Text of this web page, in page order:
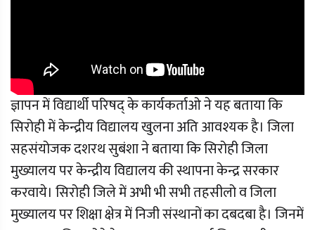
ज्ञापन में विद्यार्थी परिषद् के कार्यकर्ताओ ने यह बताया कि
सिरोही में केन्द्रीय विद्यालय खुलना अति आवश्यक है। जिला
सहसंयोजक दशरथ सुबंशा ने बताया कि सिरोही जिला
मुख्यालय पर केन्द्रीय विद्यालय की स्थापना केन्द्र सरकार
करवाये। सिरोही जिले में अभी भी सभी तहसीलो व जिला
मुख्यालय पर शिक्षा क्षेत्र में निजी संस्थानों का दबदबा है। जिनमें